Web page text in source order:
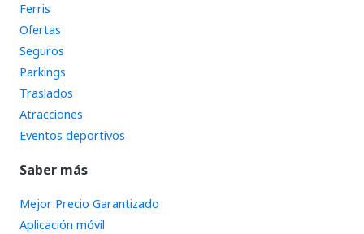
Ferris
Ofertas
Seguros
Parkings
Traslados
Atracciones
Eventos deportivos
Saber más
Mejor Precio Garantizado
Aplicación móvil